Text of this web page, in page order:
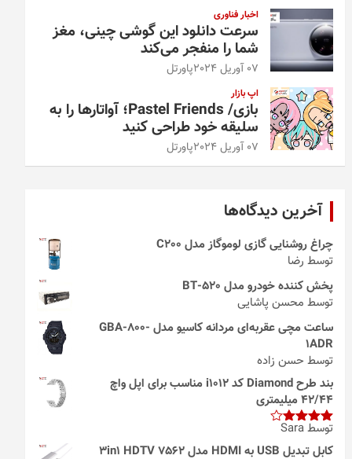
اخبار فناوری
سرعت دانلود این گوشی چینی، مغز
شما را منفجر می‌کند
07 آوریل 2024 پاورتل
اپ بازار
بازی/ Pastel Friends؛ آواتارها را به
سلیقه خود طراحی کنید
07 آوریل 2024 پاورتل
آخرین دیدگاه‌ها
چراغ روشنایی گازی لوموگاز مدل C200
توسط رضا
پخش کننده خودرو مدل 520-BT
توسط محسن پاشایی
ساعت مچی عقربه‌ای مردانه کاسیو مدل GBA-800-
1ADR
توسط حسن زاده
بند طرح Diamond کد i1012 مناسب برای اپل واچ
42/44 میلیمتری
امتیاز4
از 5
توسط Sara
کابل تبدیل USB به HDMI مدل 3in1 HDTV 7562